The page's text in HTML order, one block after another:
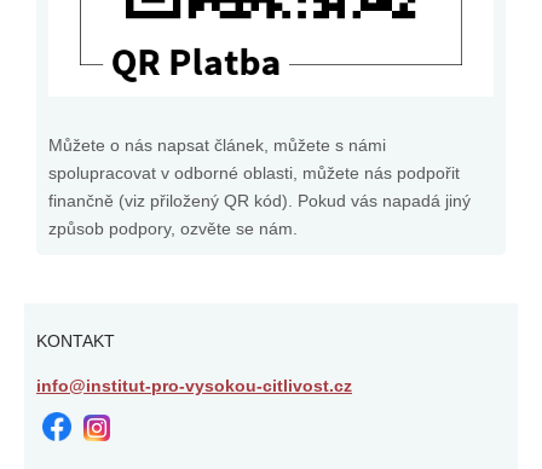
Můžete o nás napsat článek, můžete s námi
spolupracovat v odborné oblasti, můžete nás podpořit
finančně (viz přiložený QR kód). Pokud vás napadá jiný
způsob podpory, ozvěte se nám.
KONTAKT
info@institut-pro-vysokou-citlivost.cz